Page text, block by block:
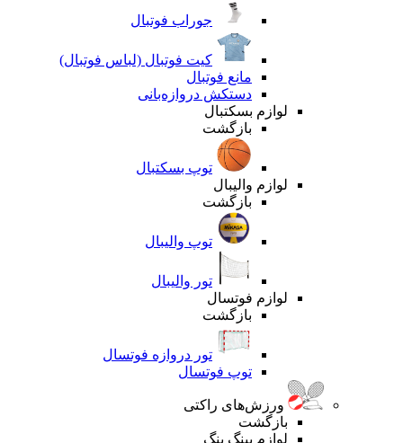
جوراب فوتبال
کیت فوتبال (لباس فوتبال)
مانع فوتبال
دستکش دروازه‌بانی
لوازم بسکتبال
بازگشت
توپ بسکتبال
لوازم والیبال
بازگشت
توپ والیبال
تور والیبال
لوازم فوتسال
بازگشت
تور دروازه فوتسال
توپ فوتسال
ورزش‌های راکتی
بازگشت
لوازم پینگ پنگ